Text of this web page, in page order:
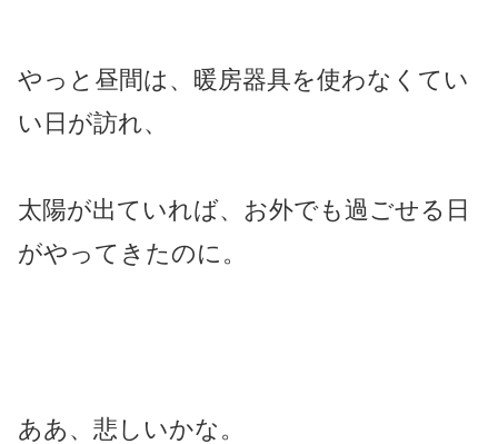
やっと昼間は、暖房器具を使わなくてい
い日が訪れ、
太陽が出ていれば、お外でも過ごせる日
がやってきたのに。
ああ、悲しいかな。